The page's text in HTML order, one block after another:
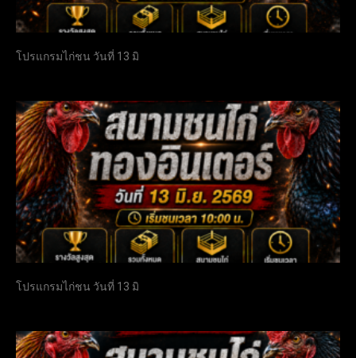
โปรแกรมไก่ชน วันที่ 13 มิ
โปรแกรมไก่ชน วันที่ 13 มิ